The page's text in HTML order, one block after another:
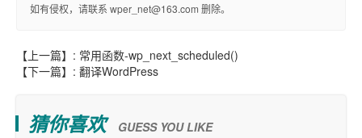
如有侵权，请联系 wper_net@163.com 删除。
【上一篇】: 常用函数-wp_next_scheduled()
【下一篇】: 翻译WordPress
猜你喜欢 GUESS YOU LIKE